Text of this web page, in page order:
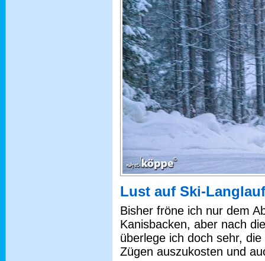
Lust auf Ski-Langlauf
Bisher fröne ich nur dem
Kanisbacken, aber nach
überlege ich doch sehr,
Zügen auszukosten und